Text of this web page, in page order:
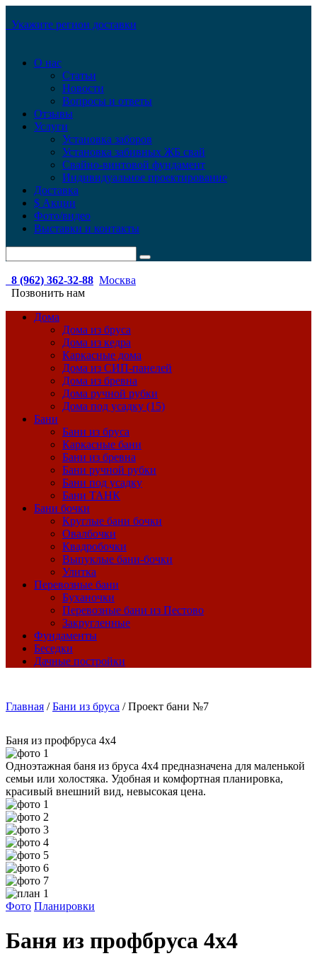
Укажите регион доставки
О нас
Статьи
Новости
Вопросы и ответы
Отзывы
Услуги
Установка заборов
Установка забивных ЖБ свай
Свайно-винтовой фундамент
Индивидуальное проектирование
Доставка
$ Акции
Фото/видео
Выставки и контакты
8 (962) 362-32-88 Москва
Позвонить нам
Дома
Дома из бруса
Дома из кедра
Каркасные дома
Дома из СИП-панелей
Дома из бревна
Дома ручной рубки
Дома под усадку (15)
Бани
Бани из бруса
Каркасные бани
Бани из бревна
Бани ручной рубки
Бани под усадку
Бани ТАНК
Бани бочки
Круглые бани бочки
Овалбочки
Квадробочки
Выпуклые бани-бочки
Улитка
Перевозные бани
Буханочки
Перевозные бани из Пестово
Закругленные
Фундаменты
Беседки
Дачные постройки
Главная /Бани из бруса /Проект бани №7
Баня из профбруса 4х4
Одноэтажная баня из бруса 4х4 предназначена для маленькой
семьи или холостяка. Удобная и комфортная планировка,
красивый внешний вид, невысокая цена.
Фото Планировки
Баня из профбруса 4х4